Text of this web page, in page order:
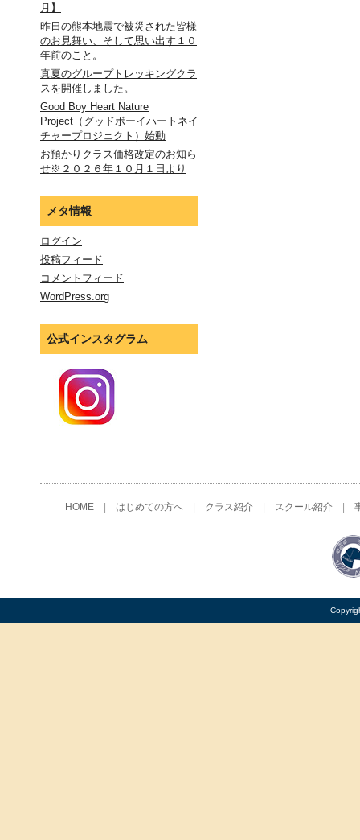
月】
昨日の熊本地震で被災された皆様
のお見舞い、そして思い出す１０
年前のこと。
真夏のグループトレッキングクラ
スを開催しました。
Good Boy Heart Nature
Project（グッドボーイハートネイ
チャープロジェクト）始動
お預かりクラス価格改定のお知ら
せ※２０２６年１０月１日より
メタ情報
ログイン
投稿フィード
コメントフィード
WordPress.org
公式インスタグラム
HOME| はじめての方へ| クラス紹介| スクール紹介|